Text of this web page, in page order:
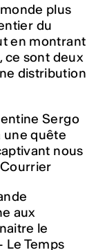
plus
du
en montrant
ce sont deux
distribution
Sergo
une quête
nous
aux
le
Temps